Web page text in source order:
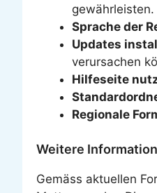
gewährleisten.
Sprache der
Updates
verursachen
Hilfeseite
Regionale
Weitere
Gemäss aktuellen